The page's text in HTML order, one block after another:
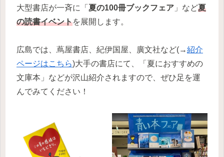
大型書店が一斉に「 夏の100冊ブックフェア 」など夏
の読書イベントを展開します。
広島では、蔦屋書店、紀伊国屋、廣文社など(→紹介
ページはこちら)大手の書店にて、「夏におすすめの
文庫本」などが沢山紹介されますので、ぜひ足を運
んでみてください！